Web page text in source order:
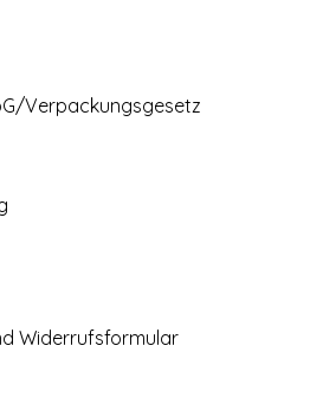
Verpackungsgesetz
Widerrufsformular